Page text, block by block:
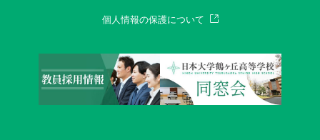
個人情報の保護について